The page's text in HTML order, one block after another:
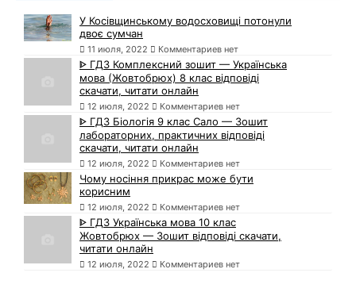
У Косівщинському водосховищі потонули
двоє сумчан
11 июля, 2022 Комментариев нет
ᐈ ГДЗ Комплексний зошит — Українська
мова (Жовтобрюх) 8 клас відповіді
скачати, читати онлайн
12 июля, 2022 Комментариев нет
ᐈ ГДЗ Біологія 9 клас Сало — Зошит
лабораторних, практичних відповіді
скачати, читати онлайн
12 июля, 2022 Комментариев нет
Чому носіння прикрас може бути
корисним
12 июля, 2022 Комментариев нет
ᐈ ГДЗ Українська мова 10 клас
Жовтобрюх — Зошит відповіді скачати,
читати онлайн
12 июля, 2022 Комментариев нет